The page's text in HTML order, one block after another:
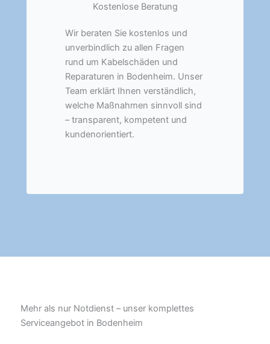
Kostenlose Beratung
Wir beraten Sie kostenlos und
unverbindlich zu allen Fragen
rund um Kabelschäden und
Reparaturen in Bodenheim. Unser
Team erklärt Ihnen verständlich,
welche Maßnahmen sinnvoll sind
– transparent, kompetent und
kundenorientiert.
Mehr als nur Notdienst – unser komplettes
Serviceangebot in Bodenheim